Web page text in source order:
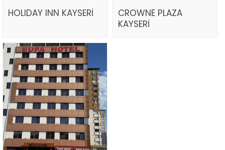
HOLIDAY INN KAYSERİ
CROWNE PLAZA
KAYSERİ